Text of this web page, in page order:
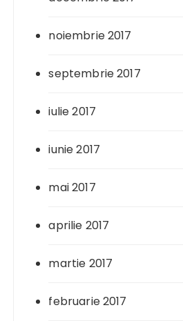
noiembrie 2017
septembrie 2017
iulie 2017
iunie 2017
mai 2017
aprilie 2017
martie 2017
februarie 2017